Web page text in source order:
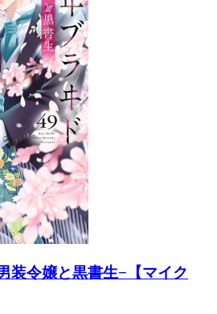
装令嬢と黒書生−【マイク